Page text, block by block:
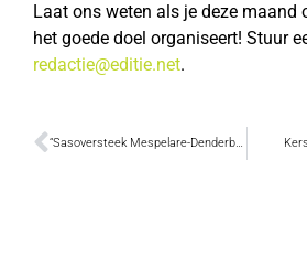
Laat ons weten als je deze maand
het goede doel organiseert! Stuur
redactie@editie.net.
“Sasoversteek Mespelare-Denderbelle blijft voorlopig behouden”